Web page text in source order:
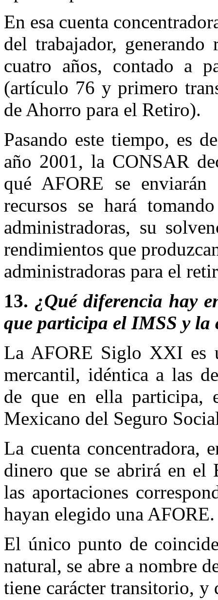
En esa cuenta
del trabajador,
cuatro años, contado a
(artículo 76 y primero
de Ahorro para el Retiro).
Pasando este tiempo, es
año 2001, la CONSAR
qué AFORE se enviarán
recursos se hará
administradoras, su
rendimientos que
administradoras para el
13. ¿Qué diferencia hay
que participa el IMSS y la
La AFORE Siglo XXI es
mercantil, idéntica a las
de que en ella participa,
Mexicano del Seguro
La cuenta concentradora,
dinero que se abrirá en el
las aportaciones
hayan elegido una AFORE.
El único punto de
natural, se abre a nombre
tiene carácter transitorio, y